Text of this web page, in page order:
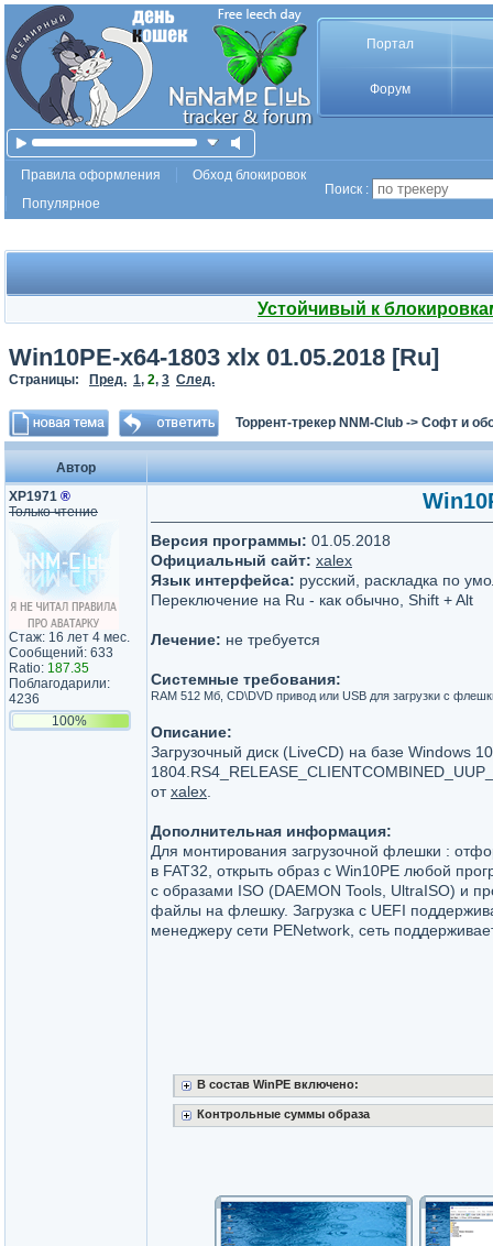
Портал
Форум
Правила оформления
Обход блокировок
Популярное
Поиск :
Устойчивый к
Win10PE-x64-1803 xlx 01.05.2018 [Ru]
Страницы: Пред. 1, 2, 3 След.
Торрент-трекер NNM-Club -> Софт и
Автор
XP1971 ®
Только чтение
Стаж: 16 лет 4 мес.
Сообщений: 633
Ratio: 187.35
Поблагодарили:
4236
100%
Версия программы: 01.05.2018
Официальный сайт: xalex
Язык интерфейса: русский, раскладка по
Переключение на Ru - как обычно, Shift + Alt
Лечение: не требуется
Системные требования:
RAM 512 Мб, CD\DVD привод или USB для загрузки с
Описание:
Загрузочный диск (LiveCD) на базе Windows
отxalex
Дополнительная информация:
Для монтирования загрузочной флешки :
в FAT32, открыть образ с Win10PE любой
с образами ISO (DAEMON Tools, UltraISO) и
файлы на флешку. Загрузка с UEFI
менеджеру сети PENetwork, сеть
В состав WinPE включено:
Контрольные суммы образа